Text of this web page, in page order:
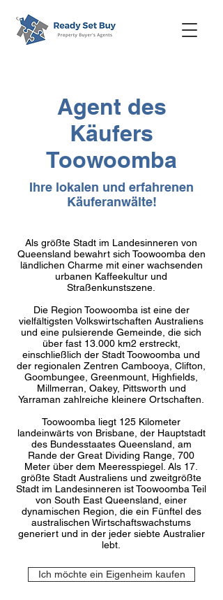
Agent des
Käufers
Toowoomba
Ihre lokalen und erfahrenen
Käuferanwälte!
Als größte Stadt im Landesinneren von
Queensland bewahrt sich Toowoomba den
ländlichen Charme mit einer wachsenden
urbanen Kaffeekultur und
Straßenkunstszene.
Die Region Toowoomba ist eine der
vielfältigsten Volkswirtschaften Australiens
und eine pulsierende Gemeinde, die sich
über fast 13.000 km2 erstreckt,
einschließlich der Stadt Toowoomba und
der regionalen Zentren Cambooya, Clifton,
Goombungee, Greenmount, Highfields,
Millmerran, Oakey, Pittsworth und
Yarraman zahlreiche kleinere Ortschaften.
Toowoomba liegt 125 Kilometer
landeinwärts von Brisbane, der Hauptstadt
des Bundesstaates Queensland, am
Rande der Great Dividing Range, 700
Meter über dem Meeresspiegel. Als 17.
größte Stadt Australiens und zweitgrößte
Stadt im Landesinneren ist Toowoomba Teil
von South East Queensland, einer
dynamischen Region, die ein Fünftel des
australischen Wirtschaftswachstums
generiert und in der jeder siebte Australier
lebt.
Ich möchte ein Eigenheim kaufen